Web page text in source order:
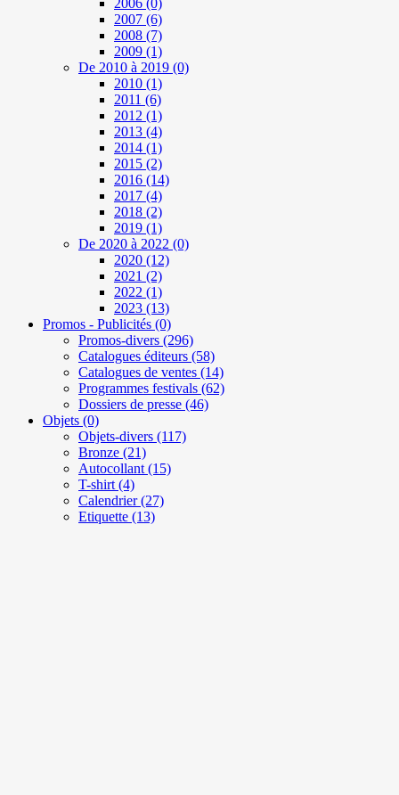
2006 (0)
2007 (6)
2008 (7)
2009 (1)
De 2010 à 2019 (0)
2010 (1)
2011 (6)
2012 (1)
2013 (4)
2014 (1)
2015 (2)
2016 (14)
2017 (4)
2018 (2)
2019 (1)
De 2020 à 2022 (0)
2020 (12)
2021 (2)
2022 (1)
2023 (13)
Promos - Publicités (0)
Promos-divers (296)
Catalogues éditeurs (58)
Catalogues de ventes (14)
Programmes festivals (62)
Dossiers de presse (46)
Objets (0)
Objets-divers (117)
Bronze (21)
Autocollant (15)
T-shirt (4)
Calendrier(27)
Etiquette (13)